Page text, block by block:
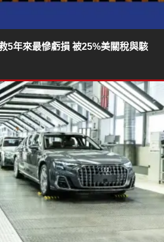
5年來最慘虧損 被25%美關稅與駭